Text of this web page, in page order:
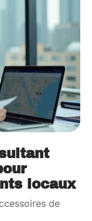
locaux
de